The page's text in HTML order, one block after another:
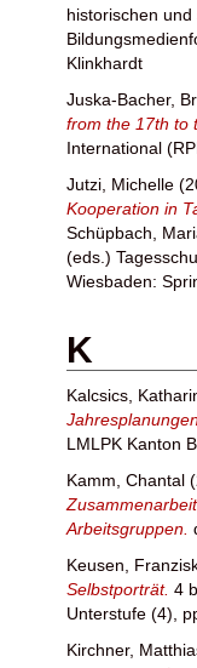
historischen
Klinkhardt
Juska-Bacher,
from the 17th to
International
Jutzi, Michelle
Kooperation in
Schüpbach,
(eds.)
Wiesbaden:
K
Kalcsics,
LMLPK Kanton
Kamm, Chantal
Arbeitsgruppen.
Keusen,
Selbstporträt. 4
Unterstufe (4),
Kirchner,